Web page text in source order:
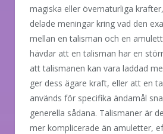
magiska eller övernaturliga
delade meningar kring vad den
mellan en talisman och en amulett
hävdar att en talisman har en
att talismanen kan vara laddad
ger dess ägare kraft, eller att en
används för specifika ändamål
generella sådana. Talismaner är
mer komplicerade än amuletter,